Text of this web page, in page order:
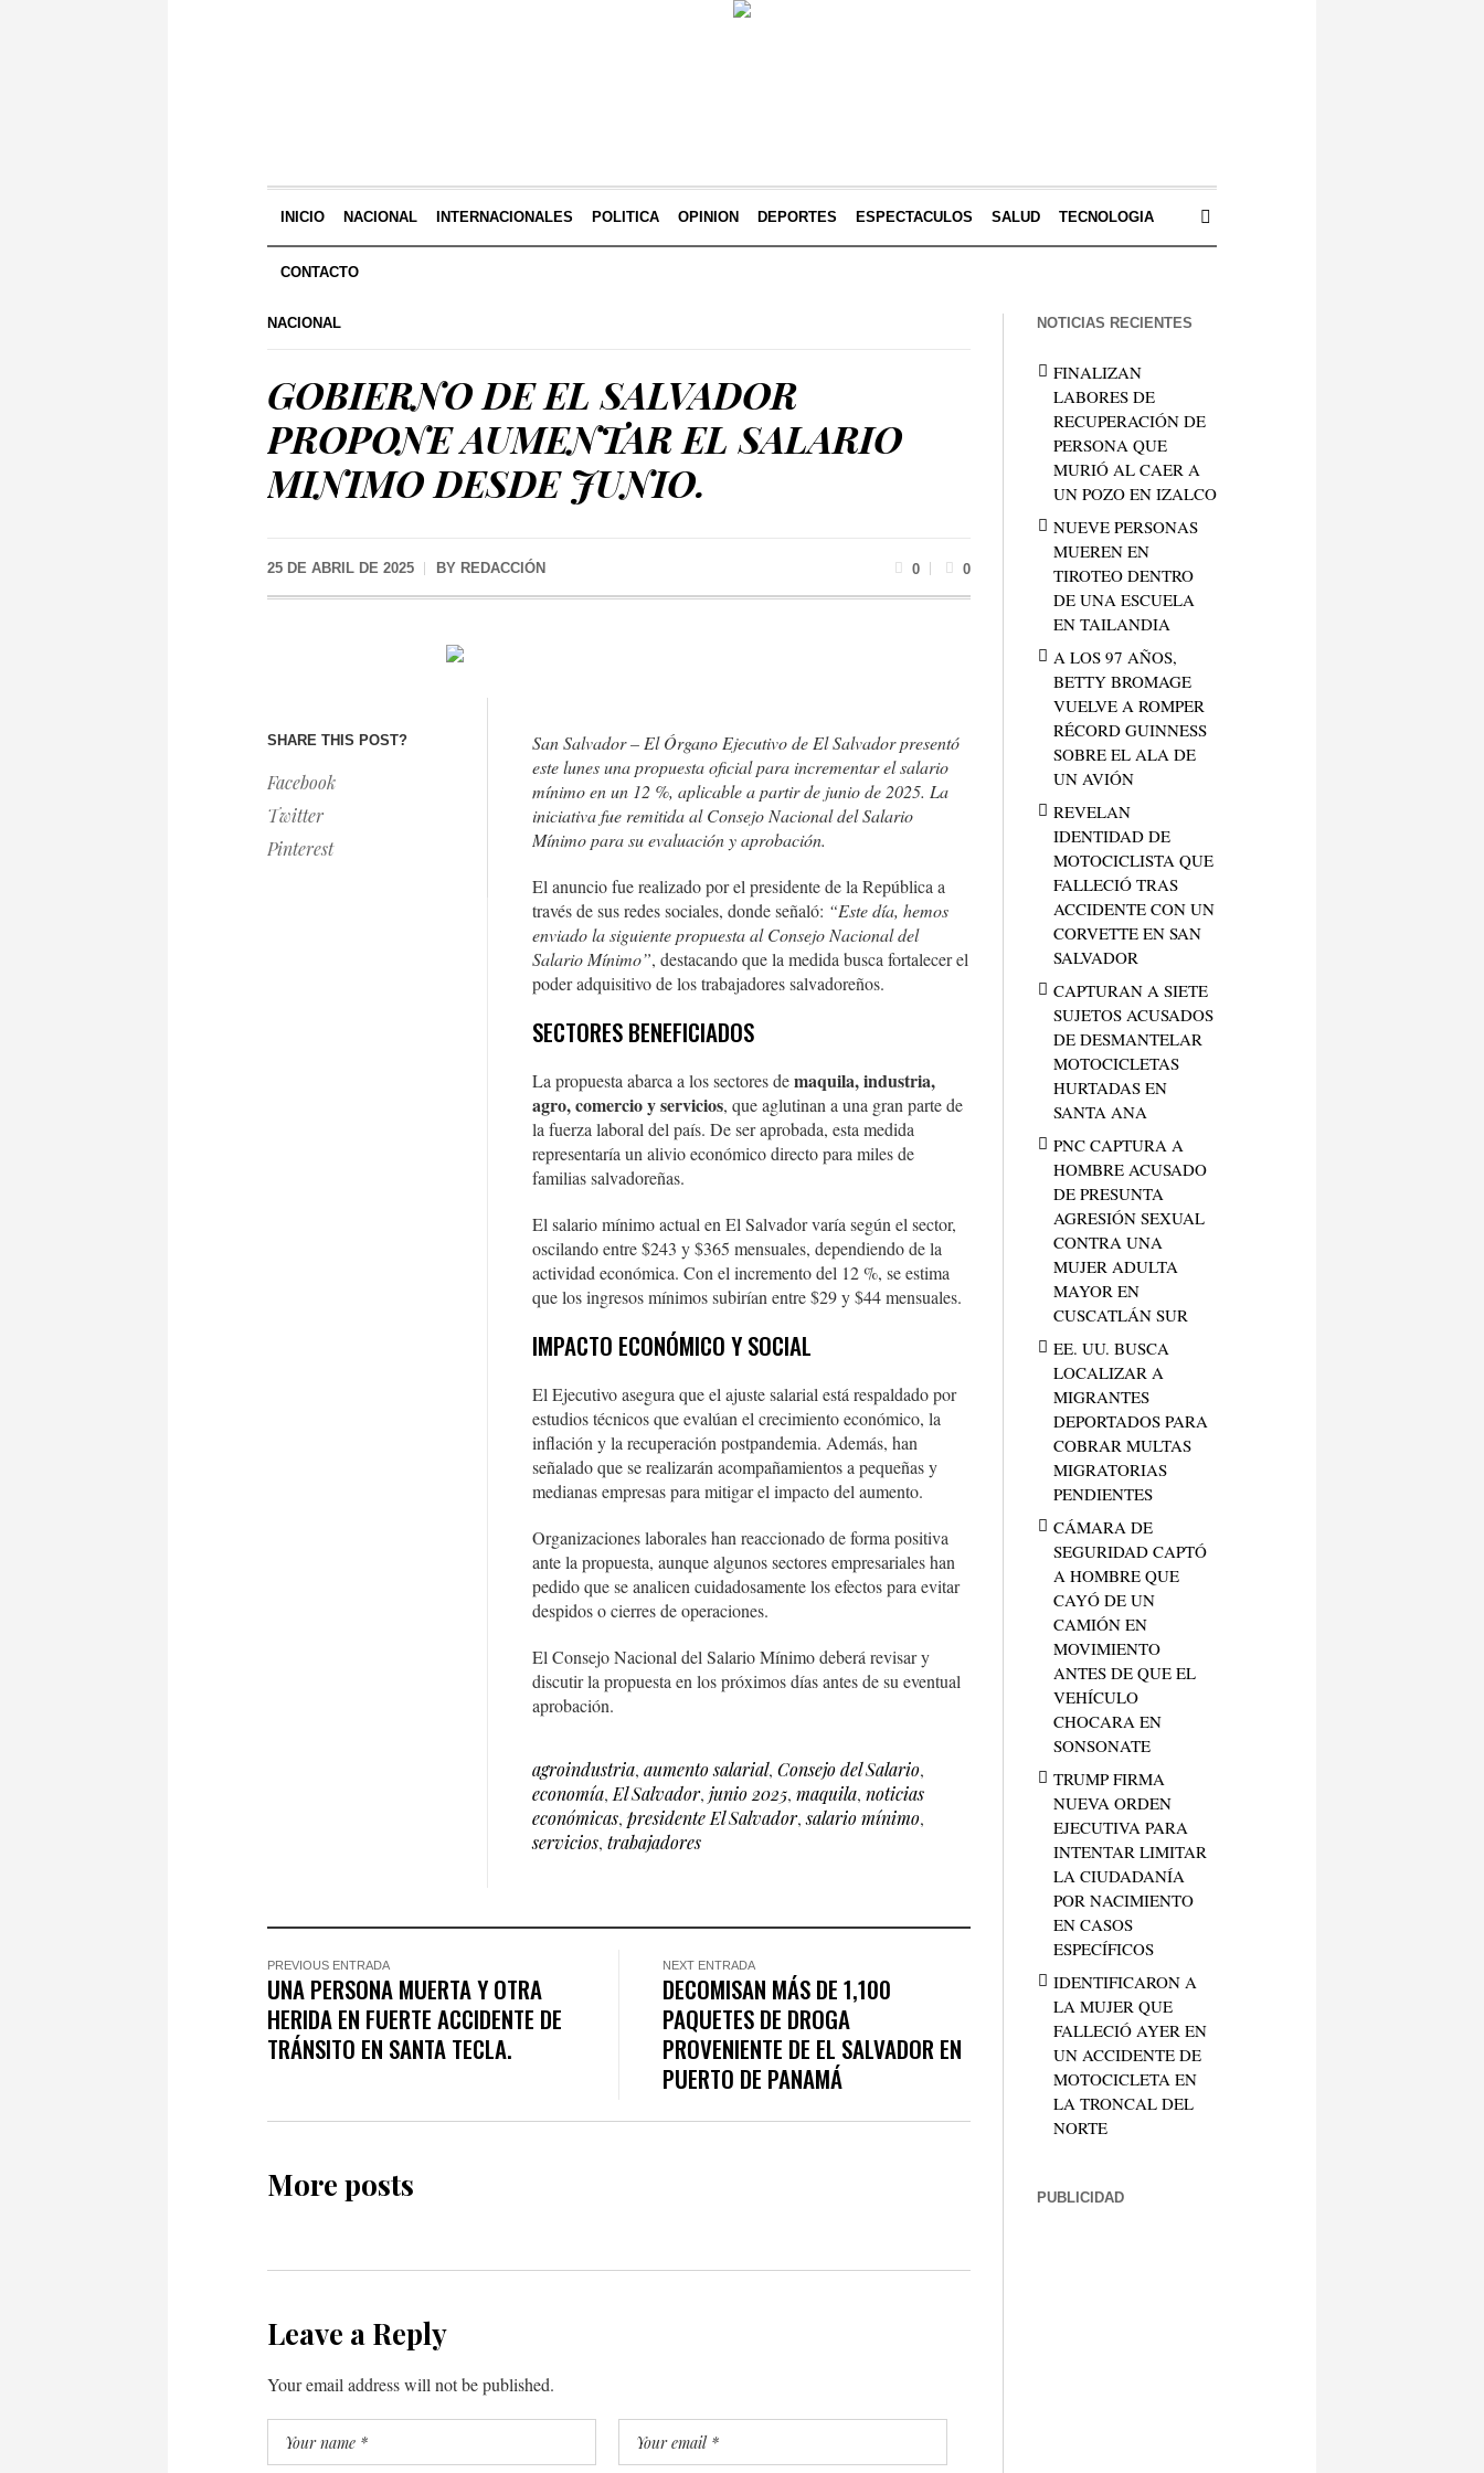
INICIO NACIONAL INTERNACIONALES POLITICA OPINION DEPORTES ESPECTACULOS SALUD TECNOLOGIA
CONTACTO
NACIONAL
GOBIERNO DE EL SALVADOR
PROPONE AUMENTAR EL SALARIO
MINIMO DESDE JUNIO.
25 DE ABRIL DE 2025 BY REDACCIÓN 0 0
SHARE THIS POST?
Facebook
Twitter
Pinterest
San Salvador – El Órgano Ejecutivo de El Salvador presentó
este lunes una propuesta oficial para incrementar el salario
mínimo en un 12 %, aplicable a partir de junio de 2025. La
iniciativa fue remitida al Consejo Nacional del Salario
Mínimo para su evaluación y aprobación.
El anuncio fue realizado por el presidente de la República a
través de sus redes sociales, donde señaló: “Este día, hemos
enviado la siguiente propuesta al Consejo Nacional del
Salario Mínimo”, destacando que la medida busca fortalecer el
poder adquisitivo de los trabajadores salvadoreños.
SECTORES BENEFICIADOS
La propuesta abarca a los sectores demaquila, industria,
agro, comercio y servicios, que aglutinan a una gran parte de
la fuerza laboral del país. De ser aprobada, esta medida
representaría un alivio económico directo para miles de
familias salvadoreñas.
El salario mínimo actual en El Salvador varía según el sector,
oscilando entre $243 y $365 mensuales, dependiendo de la
actividad económica. Con el incremento del 12 %, se estima
que los ingresos mínimos subirían entre $29 y $44 mensuales.
IMPACTO ECONÓMICO Y SOCIAL
El Ejecutivo asegura que el ajuste salarial está respaldado por
estudios técnicos que evalúan el crecimiento económico, la
inflación y la recuperación postpandemia. Además, han
señalado que se realizarán acompañamientos a pequeñas y
medianas empresas para mitigar el impacto del aumento.
Organizaciones laborales han reaccionado de forma positiva
ante la propuesta, aunque algunos sectores empresariales han
pedido que se analicen cuidadosamente los efectos para evitar
despidos o cierres de operaciones.
El Consejo Nacional del Salario Mínimo deberá revisar y
discutir la propuesta en los próximos días antes de su eventual
aprobación.
agroindustria, aumento salarial, Consejo del Salario,
economía,El Salvador, junio 2025, maquila, noticias
económicas, presidente El Salvador,salario mínimo,
servicios, trabajadores
PREVIOUS ENTRADA
UNA PERSONA MUERTA Y OTRA
HERIDA EN FUERTE ACCIDENTE DE
TRÁNSITO EN SANTA TECLA.
NEXT ENTRADA
DECOMISAN MÁS DE 1,100
PAQUETES DE DROGA
PROVENIENTE DE EL SALVADOR EN
PUERTO DE PANAMÁ
More posts
Leave a Reply
Your email address will not be published.
NOTICIAS RECIENTES
FINALIZAN
LABORES DE
RECUPERACIÓN DE
PERSONA QUE
MURIÓ AL CAER A
UN POZO EN IZALCO
NUEVE PERSONAS
MUEREN EN
TIROTEO DENTRO
DE UNA ESCUELA
EN TAILANDIA
A LOS 97 AÑOS,
BETTY BROMAGE
VUELVE A ROMPER
RÉCORD GUINNESS
SOBRE EL ALA DE
UN AVIÓN
REVELAN
IDENTIDAD DE
MOTOCICLISTA QUE
FALLECIÓ TRAS
ACCIDENTE CON UN
CORVETTE EN SAN
SALVADOR
CAPTURAN A SIETE
SUJETOS ACUSADOS
DE DESMANTELAR
MOTOCICLETAS
HURTADAS EN
SANTA ANA
PNC CAPTURA A
HOMBRE ACUSADO
DE PRESUNTA
AGRESIÓN SEXUAL
CONTRA UNA
MUJER ADULTA
MAYOR EN
CUSCATLÁN SUR
EE. UU. BUSCA
LOCALIZAR A
MIGRANTES
DEPORTADOS PARA
COBRAR MULTAS
MIGRATORIAS
PENDIENTES
CÁMARA DE
SEGURIDAD CAPTÓ
A HOMBRE QUE
CAYÓ DE UN
CAMIÓN EN
MOVIMIENTO
ANTES DE QUE EL
VEHÍCULO
CHOCARA EN
SONSONATE
TRUMP FIRMA
NUEVA ORDEN
EJECUTIVA PARA
INTENTAR LIMITAR
LA CIUDADANÍA
POR NACIMIENTO
EN CASOS
ESPECÍFICOS
IDENTIFICARON A
LA MUJER QUE
FALLECIÓ AYER EN
UN ACCIDENTE DE
MOTOCICLETA EN
LA TRONCAL DEL
NORTE
PUBLICIDAD